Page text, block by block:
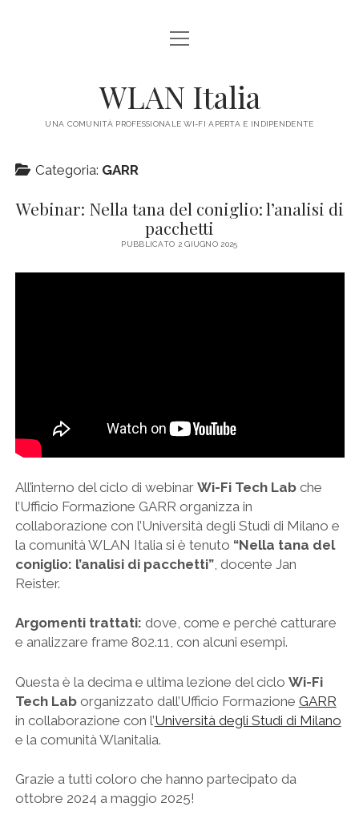
HOME
apri
menu
WLAN Italia
UNA COMUNITÀ PROFESSIONALE WI-FI APERTA E INDIPENDENTE
Categoria: GARR
Webinar: Nella tana del coniglio: l’analisi di
pacchetti
PUBBLICATO 2 GIUGNO 2025
All’interno del ciclo di webinar Wi-Fi Tech Labche
l’Ufficio Formazione GARR organizza in
collaborazione con l’Università degli Studi di Milano e
la comunità WLAN Italia si è tenuto “Nella tana del
coniglio: l’analisi di pacchetti”, docente Jan
Reister.
Argomenti trattati: dove, come e perché catturare
e analizzare frame 802.11, con alcuni esempi.
Questa è la decima e ultima lezione del ciclo Wi-Fi
Tech Laborganizzato dall’Ufficio Formazione GARR
in collaborazione con l’Università degli Studi di Milano
e la comunità Wlanitalia.
Grazie a tutti coloro che hanno partecipato da
ottobre 2024 a maggio 2025!